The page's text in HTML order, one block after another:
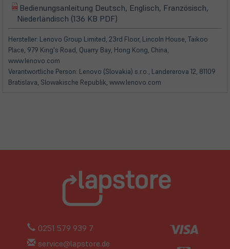
(öffnet
in
neuem
Tab)
Bedienungsanleitung Deutsch, Englisch, Französisch,
Niederländisch (136 KB PDF)
in
neuem
Tab)
Hersteller: Lenovo Group Limited, 23rd Floor, Lincoln House, Taikoo
Place, 979 King's Road, Quarry Bay, Hong Kong, China,
www.lenovo.com
Verantwortliche Person: Lenovo (Slovakia) s.r.o., Landererova 12, 81109
Bratislava, Slowakische Republik, www.lenovo.com
0251 579 939 7
service@lapstore.de